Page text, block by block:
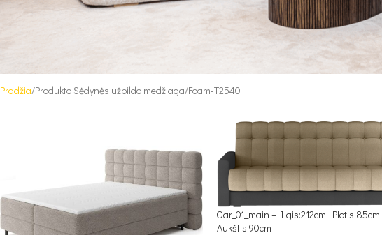
Pradžia Produkto Sėdynės užpildo medžiaga Foam-T2540
Gar_01_main – Ilgis:212cm, Plotis:85cm,
Aukštis:90cm